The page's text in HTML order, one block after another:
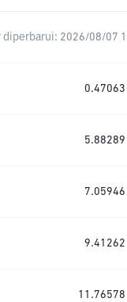
diperbarui: 2026/08/07
0.47063
5.88289
7.05946
9.41262
11.76578